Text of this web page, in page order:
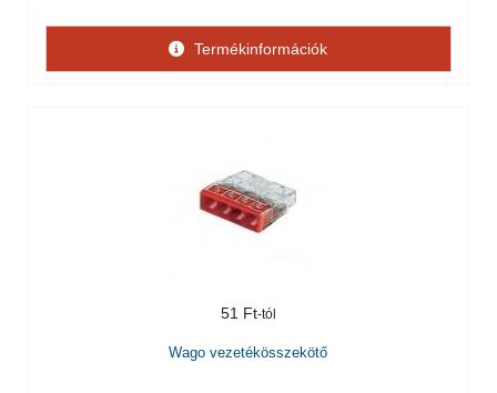
Termékinformációk
51 Ft
Wago vezetékösszekötő